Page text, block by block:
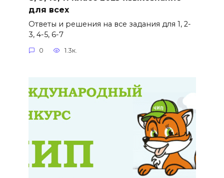
для всех
Ответы и решения на все задания для 1, 2-
3, 4-5, 6-7
0 1.3к.